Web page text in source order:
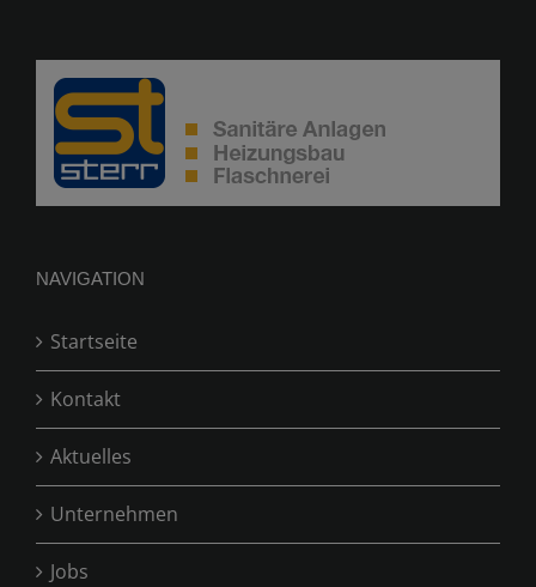
NAVIGATION
Startseite
Kontakt
Aktuelles
Unternehmen
Jobs